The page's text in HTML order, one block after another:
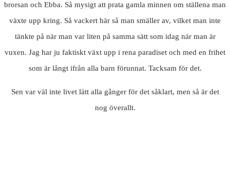
brorsan och Ebba. Så mysigt att prata gamla minnen om ställena man
växte upp kring. Så vackert här så man smäller av, vilket man inte
tänkte på när man var liten på samma sätt som idag när man är
vuxen. Jag har ju faktiskt växt upp i rena paradiset och med en frihet
som är långt ifrån alla barn förunnat. Tacksam för det.
Sen var väl inte livet lätt alla gånger för det såklart, men så är det
nog överallt.